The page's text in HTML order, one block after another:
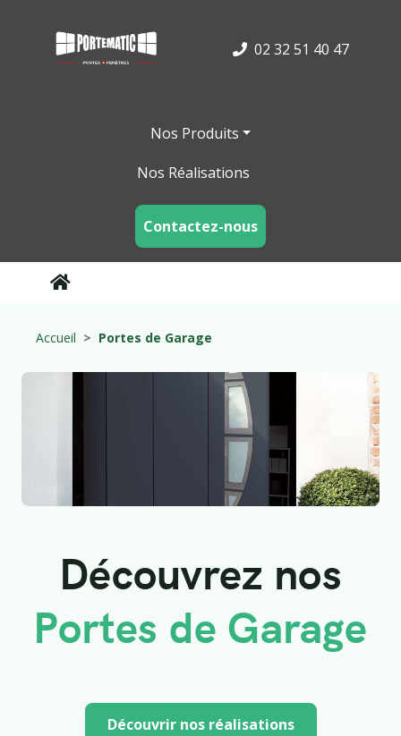
02 32 51 40 47
Nos Produits
Nos Réalisations
Contactez-nous
Accueil Portes de Garage
Découvrez nos
Portes de Garage
Découvrir nos réalisations